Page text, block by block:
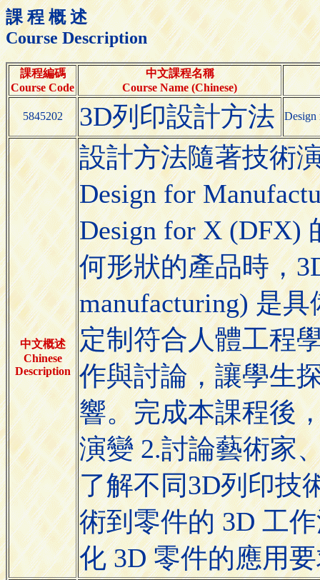
課 程 概 述
Course Description
課程編碼
Course Code
中文課程名稱
Course Name (Chinese)
5845202 3D列印設計方法 Design
中文概述
Chinese
Description
設計方法隨著技術
Design for
Design for X (DFX)
何形狀的產品時，
manufacturing) 是
定制符合人體工程
作與討論，讓學生
響。完成本課程後
演變 2.討論藝術家
了解不同3D列印技
術到零件的 3D 工
化 3D 零件的應用